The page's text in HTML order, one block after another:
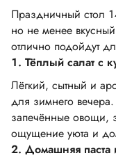
Праздничный стол
но не менее
отлично подойдут
1. Тёплый салат с
Лёгкий, сытный и
для зимнего
запечённые овощи,
ощущение уюта и
2. Домашняя